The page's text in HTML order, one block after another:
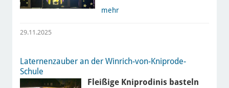
mehr
29.11.2025
Laternenzauber an der Winrich-von-Kniprode-
Schule
Fleißige Kniprodinis basteln